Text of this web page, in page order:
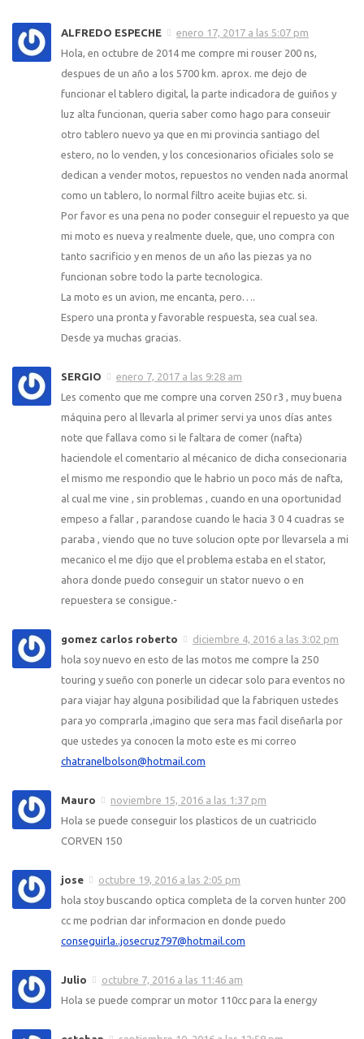
ALFREDO ESPECHE
enero 17, 2017 a las 5:07 pm
Hola, en octubre de 2014 me compre mi rouser 200 ns,
despues de un año a los 5700 km. aprox. me dejo de
funcionar el tablero digital, la parte indicadora de guiños y
luz alta funcionan, queria saber como hago para conseuir
otro tablero nuevo ya que en mi provincia santiago del
estero, no lo venden, y los concesionarios oficiales solo se
dedican a vender motos, repuestos no venden nada anormal
como un tablero, lo normal filtro aceite bujias etc. si.
Por favor es una pena no poder conseguir el repuesto ya que
mi moto es nueva y realmente duele, que, uno compra con
tanto sacrificio y en menos de un año las piezas ya no
funcionan sobre todo la parte tecnologica.
La moto es un avion, me encanta, pero….
Espero una pronta y favorable respuesta, sea cual sea.
Desde ya muchas gracias.
SERGIO
enero 7, 2017 a las 9:28 am
Les comento que me compre una corven 250 r3 , muy buena
máquina pero al llevarla al primer servi ya unos días antes
note que fallava como si le faltara de comer (nafta)
haciendole el comentario al mécanico de dicha consecionaria
el mismo me respondio que le habrio un poco más de nafta,
al cual me vine , sin problemas , cuando en una oportunidad
empeso a fallar , parandose cuando le hacia 3 0 4 cuadras se
paraba , viendo que no tuve solucion opte por llevarsela a mi
mecanico el me dijo que el problema estaba en el stator,
ahora donde puedo conseguir un stator nuevo o en
repuestera se consigue.-
gomez carlos roberto
diciembre 4, 2016 a las 3:02 pm
hola soy nuevo en esto de las motos me compre la 250
touring y sueño con ponerle un cidecar solo para eventos no
para viajar hay alguna posibilidad que la fabriquen ustedes
para yo comprarla ,imagino que sera mas facil diseñarla por
que ustedes ya conocen la moto este es mi correo
chatranelbolson@hotmail.com
Mauro
noviembre 15, 2016 a las 1:37 pm
Hola se puede conseguir los plasticos de un cuatriciclo
CORVEN 150
jose
octubre 19, 2016 a las 2:05 pm
hola stoy buscando optica completa de la corven hunter 200
cc me podrian dar informacion en donde puedo
conseguirla..josecruz797@hotmail.com
Julio
octubre 7, 2016 a las 11:46 am
Hola se puede comprar un motor 110cc para la energy